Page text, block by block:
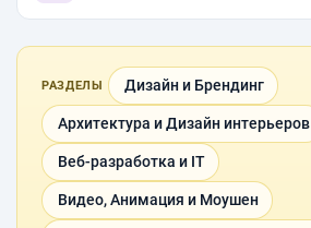
РАЗДЕЛЫ Дизайн и Брендинг
Архитектура и Дизайн интерьеров
Веб-разработка и IT
Видео, Анимация и Моушен